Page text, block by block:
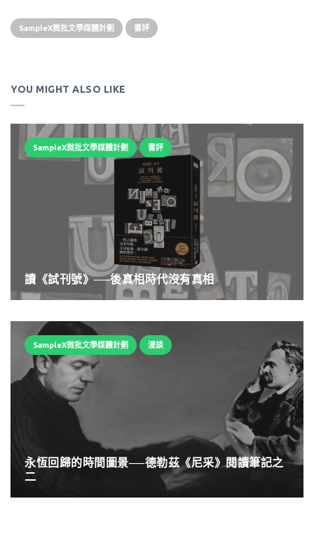
SampleX微批文學媒體計劃 書評
YOU MIGHT ALSO LIKE
SampleX微批文學媒體計劃 書評
讀《試刊號》──後真相時代沒有真相
SampleX微批文學媒體計劃 漫談
永恆回歸的時間圖景──德勒茲《尼采》閱讀筆記之
二